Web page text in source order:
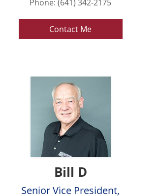
Phone: (641) 342-2175
Contact Me
Bill D
Senior Vice President,